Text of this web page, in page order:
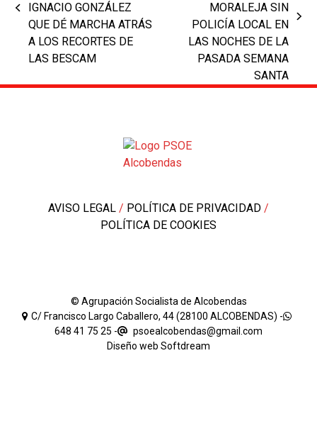
previous
post:
IGNACIO GONZÁLEZ
QUE DÉ MARCHA ATRÁS
A LOS RECORTES DE
LAS BESCAM
post:
MORALEJA SIN
POLICÍA LOCAL EN
LAS NOCHES DE LA
PASADA SEMANA
SANTA
AVISO LEGAL / POLÍTICA DE PRIVACIDAD /
POLÍTICA DE COOKIES
© Agrupación Socialista de Alcobendas
C/ Francisco Largo Caballero, 44 (28100 ALCOBENDAS) -
648 41 75 25 -
psoealcobendas@gmail.com
Diseño web Softdream